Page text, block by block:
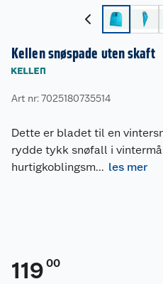
Kellen snøspade uten skaft
Art nr: 7025180735514
Dette er bladet til en
rydde tykk snøfall i
hurtigkoblingsm... les mer
119 00